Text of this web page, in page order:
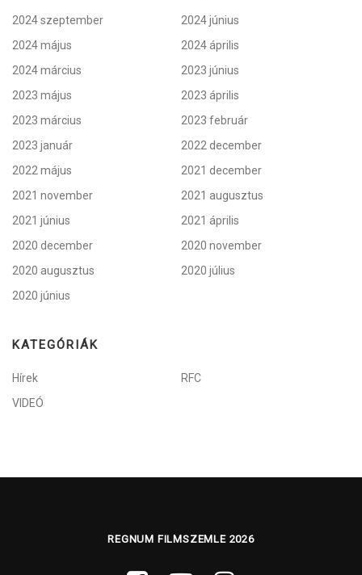
2024 szeptember
2024 június
2024 május
2024 április
2024 március
2023 június
2023 május
2023 április
2023 március
2023 február
2023 január
2022 december
2022 május
2021 december
2021 november
2021 augusztus
2021 június
2021 április
2020 december
2020 november
2020 augusztus
2020 július
2020 június
KATEGÓRIÁK
Hírek
RFC
VIDEÓ
REGNUM FILMSZEMLE 2026